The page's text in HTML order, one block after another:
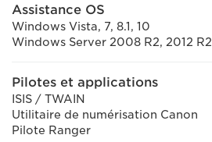
Assistance OS
Windows Vista, 7, 8.1, 10
Windows Server 2008 R2, 2012 R2
Pilotes et applications
ISIS / TWAIN
Utilitaire de numérisation Canon
Pilote Ranger